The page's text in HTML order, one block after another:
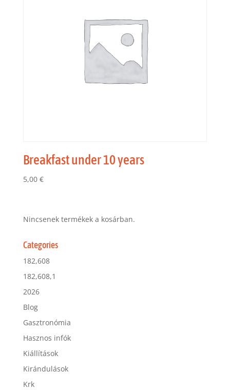
Breakfast under 10 years
5,00 €
Nincsenek termékek a kosárban.
Categories
182,608
182,608,1
2026
Blog
Gasztronómia
Hasznos infók
Kiállítások
Kirándulások
Krk